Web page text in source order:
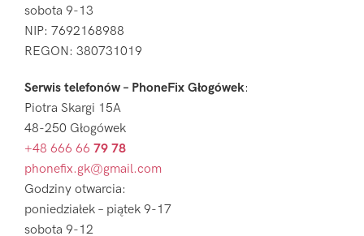
sobota 9-13
NIP: 7692168988
REGON: 380731019
Serwis telefonów – PhoneFix Głogówek:
Piotra Skargi 15A
48-250 Głogówek
+48 666 66 79 78
phonefix.gk@gmail.com
Godziny otwarcia:
poniedziałek – piątek 9-17
sobota 9-12